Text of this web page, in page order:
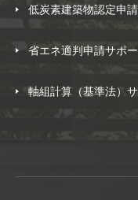
低炭素建築物認定申
省エネ適判申請サポー
軸組計算（基準法）